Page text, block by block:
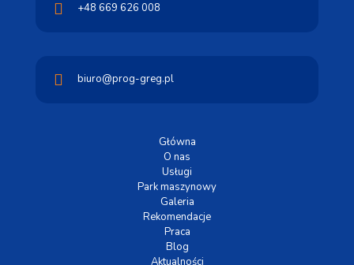
+48 669 626 008
biuro@prog-greg.pl
Główna
O nas
Usługi
Park maszynowy
Galeria
Rekomendacje
Praca
Blog
Aktualności